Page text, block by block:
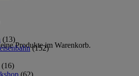
Produkte im Warenkorb.
(13)
(152)
(16)
(62)